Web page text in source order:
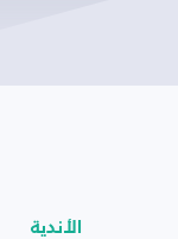
الأندية